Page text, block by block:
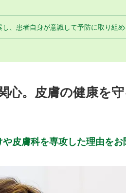
、患者自身が意識して予防に取り組
心。皮膚の健康を
皮膚科を専攻した理由をお